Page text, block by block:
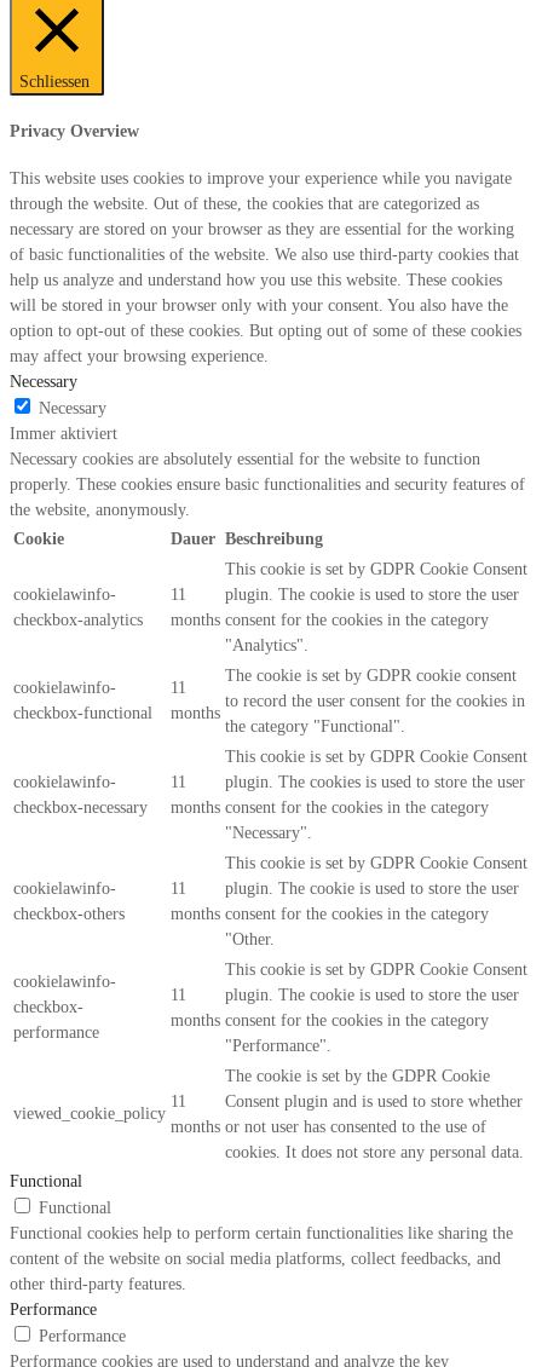
Schliessen
Privacy Overview
This website uses cookies to improve your experience while you navigate
through the website. Out of these, the cookies that are categorized as
necessary are stored on your browser as they are essential for the working
of basic functionalities of the website. We also use third-party cookies that
help us analyze and understand how you use this website. These cookies
will be stored in your browser only with your consent. You also have the
option to opt-out of these cookies. But opting out of some of these cookies
may affect your browsing experience.
Necessary
Necessary
Immer aktiviert
Necessary cookies are absolutely essential for the website to function
properly. These cookies ensure basic functionalities and security features of
the website, anonymously.
Cookie
Dauer Beschreibung
cookielawinfo-
checkbox-analytics
11
months
This cookie is set by GDPR Cookie Consent
plugin. The cookie is used to store the user
consent for the cookies in the category
"Analytics".
cookielawinfo-
checkbox-functional
11
months
The cookie is set by GDPR cookie consent
to record the user consent for the cookies in
the category "Functional".
cookielawinfo-
checkbox-necessary
11
months
This cookie is set by GDPR Cookie Consent
plugin. The cookies is used to store the user
consent for the cookies in the category
"Necessary".
cookielawinfo-
checkbox-others
11
months
This cookie is set by GDPR Cookie Consent
plugin. The cookie is used to store the user
consent for the cookies in the category
"Other.
cookielawinfo-
checkbox-
performance
11
months
This cookie is set by GDPR Cookie Consent
plugin. The cookie is used to store the user
consent for the cookies in the category
"Performance".
viewed_cookie_policy
11
months
The cookie is set by the GDPR Cookie
Consent plugin and is used to store whether
or not user has consented to the use of
cookies. It does not store any personal data.
Functional
Functional
Functional cookies help to perform certain functionalities like sharing the
content of the website on social media platforms, collect feedbacks, and
other third-party features.
Performance
Performance
Performance cookies are used to understand and analyze the key